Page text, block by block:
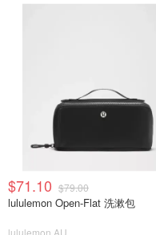
$71.10 $79.00
lululemon Open-Flat 洗漱包
lululemon AU